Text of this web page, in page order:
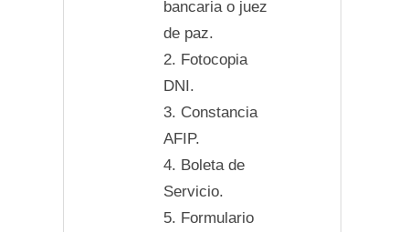
bancaria o juez
de paz.
2. Fotocopia
DNI.
3. Constancia
AFIP.
4. Boleta de
Servicio.
5. Formulario